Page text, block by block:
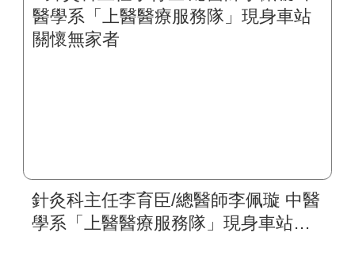
針灸科主任李育臣/總醫師李佩璇 中醫
學系「上醫醫療服務隊」現身車站關